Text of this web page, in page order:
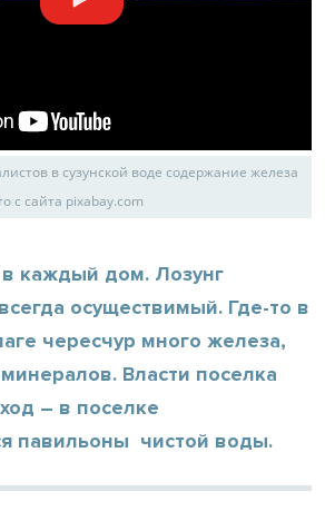
в сузунской воде содержание железа
с сайта pixabay.com
в каждый дом. Лозунг
осуществимый. Где-то в
чересчур много железа,
Власти поселка
– в поселке
павильоны чистой воды.